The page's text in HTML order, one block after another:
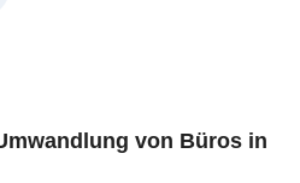
von Büros in